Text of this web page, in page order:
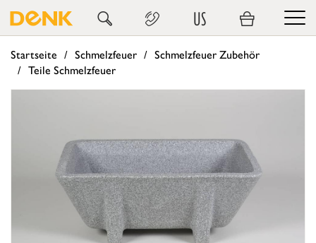
US
Startseite Schmelzfeuer
Schmelzfeuer Zubehör
Teile Schmelzfeuer